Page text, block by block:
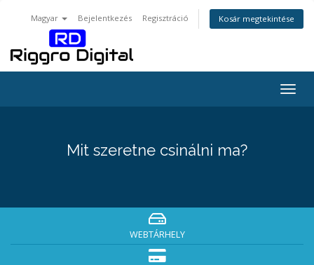
Magyar Bejelentkezés Regisztráció Kosár megtekintése
Mit szeretne csinálni ma?
WEBTÁRHELY